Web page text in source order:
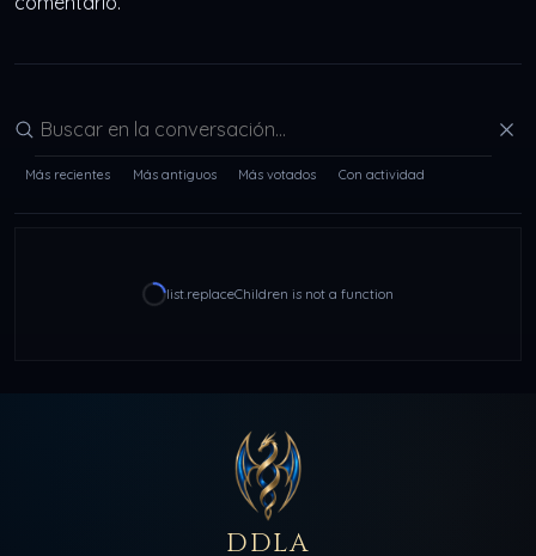
Buscar en la conversación
Más recientes Más antiguos Más votados Con actividad
list.replaceChildren is not a function
DDLA